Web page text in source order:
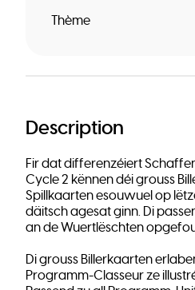
Thème
Description
Fir dat differenzéiert
Cycle 2 kënnen déi grouss
Spillkaarten esouwuel op
däitsch agesat ginn. Di
an de Wuertlëschten
Di grouss Billerkaarten
Programm-Classeur ze